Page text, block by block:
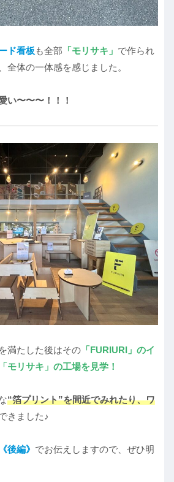
ド看板 も全部 「モリサキ」 で作られ
全体の一体感を感じました。
い〜〜〜！！！
満たした後はその 「FURIURI」のイ
モリサキ」の工場を見学！
“箔プリント”を間近でみれたり、ワ
きました♪
《後編》 でお伝えしますので、ぜひ明